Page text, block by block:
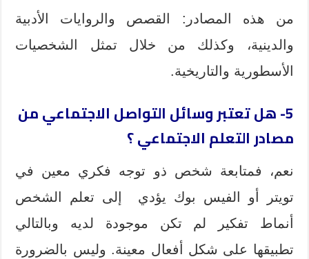
من هذه المصادر: القصص والروايات الأدبية
والدينية، وكذلك من خلال تمثل الشخصيات
الأسطورية والتاريخية.
5- هل تعتبر وسائل التواصل الاجتماعي من
مصادر التعلم الاجتماعي ؟
نعم، فمتابعة شخص ذو توجه فكري معين في
تويتر أو الفيس بوك يؤدي إلى تعلم الشخص
أنماط تفكير لم تكن موجودة لديه وبالتالي
تطبيقها على شكل أفعال معينة. وليس بالضرورة